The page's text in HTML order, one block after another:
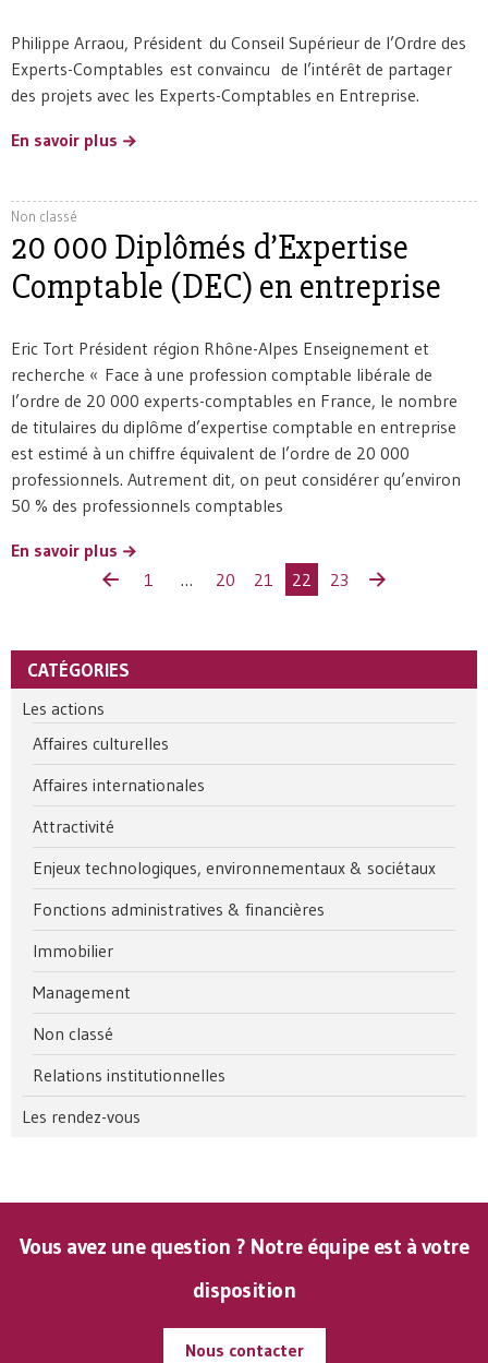
Philippe Arraou, Président du Conseil Supérieur de l’Ordre des
Experts-Comptables est convaincu de l’intérêt de partager
des projets avec les Experts-Comptables en Entreprise.
En savoir plus
Non classé
20 000 Diplômés d’Expertise
Comptable (DEC) en entreprise
Eric Tort Président région Rhône-Alpes Enseignement et
recherche « Face à une profession comptable libérale de
l’ordre de 20 000 experts-comptables en France, le nombre
de titulaires du diplôme d’expertise comptable en entreprise
est estimé à un chiffre équivalent de l’ordre de 20 000
professionnels. Autrement dit, on peut considérer qu’environ
50 % des professionnels comptables
En savoir plus
1
… 20 21 22 23
CATÉGORIES
Les actions
Affaires culturelles
Affaires internationales
Attractivité
Enjeux technologiques, environnementaux & sociétaux
Fonctions administratives & financières
Immobilier
Management
Non classé
Relations institutionnelles
Les rendez-vous
Vous avez une question ? Notre équipe est à votre
disposition
Nous contacter